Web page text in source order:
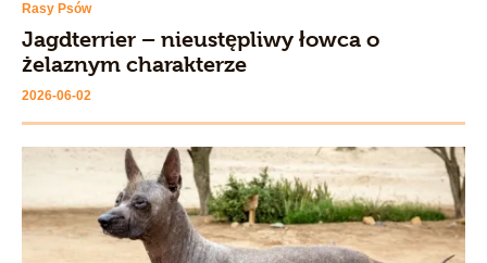
Rasy Psów
Jagdterrier – nieustępliwy łowca o
żelaznym charakterze
2026-06-02